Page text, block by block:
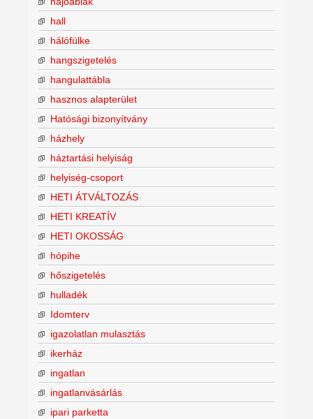
hall
hálófülke
hangszigetelés
hangulattábla
hasznos alapterület
Hatósági bizonyítvány
házhely
háztartási helyiság
helyiség-csoport
HETI ÁTVÁLTOZÁS
HETI KREATÍV
HETI OKOSSÁG
hópihe
hőszigetelés
hulladék
Idomterv
igazolatlan mulasztás
ikerház
ingatlan
ingatlanvásárlás
ipari parketta